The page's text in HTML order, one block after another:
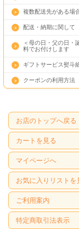
複数配送先がある場
配送・納期に関して
＜母の日・父の日・
料でお付けします
ギフトサービス熨斗
クーポンの利用方法
お店のトップへ戻る
カートを見る
マイページへ
お気に入りリストを
ご利用案内
特定商取引法表示